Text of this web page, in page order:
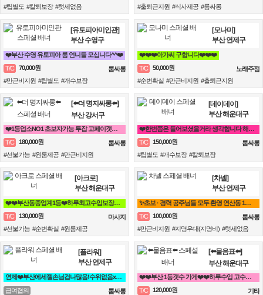
#팁별도 #칼퇴보장 #텃세없음
#출퇴근지원 #식사제공 #룸싸롱
[유토피아미인관]
부산 수영구
❤️부산 수영 유토피아 룸 언니들 모십니다^^❤️
T/C
70,000원
룸싸롱
#만근비지원 #팁별도 #개수보장
[모나미]
부산 연제구
❤️❤️❤️아가씨 구합니다❤️❤️❤️
T/C
50,000원
노래주점
#순번확실 #만근비지원 #출퇴근지원
[⬅️더 명지싸롱⬅️]
부산 강서구
❤️1등업소NO1 초보자가능 투잡 고페이갯수보장❤️
T/C
180,000원
룸싸롱
#선불가능 #원룸제공 #만근비지원
[데이데이]
부산 해운대구
❤️한번쯤은 들어보셨을거라 생각합니다 해운대 하면 퀄리티 입니다❤️
T/C
150,000원
룸싸롱
#팁별도 #개수보장 #칼퇴보장
[아크로]
부산 해운대구
❤️❤️부산동종업계1등❤️하루최고수입보장❤️❤️
T/C
130,000원
마사지
#선불가능 #순번확실 #원룸제공
[차넬]
부산 연제구
✨초보 · 경력 공주님들 모두 환영 연산동 1등업소✨
T/C
100,000원
룸싸롱
#만근비지원 #지명우대(지명비) #텃세없음
[플라워]
부산 연제구
연제❤️부산에세젤손님겁나많음!수위없음x갯수보장,텃세x홀복자유❤️
급여협의
룸싸롱
[⬅️물음표⬅️]
부산 해운대구
❤️❤️부산 1등갯수 가게❤️❤️하루수입 고수익 가능❤️❤️
T/C
120,000원
기타